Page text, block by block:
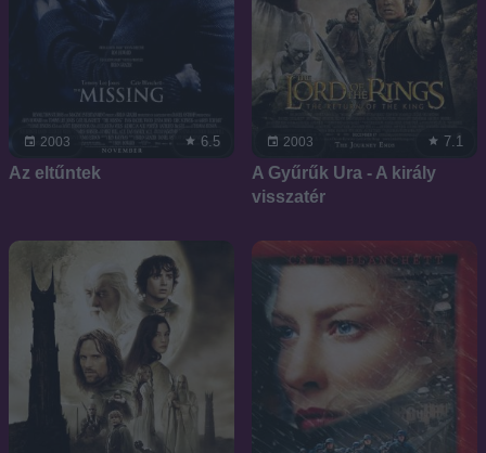
2003 6.5
Az eltűntek
2003 7.1
A Gyűrűk Ura - A király
visszatér